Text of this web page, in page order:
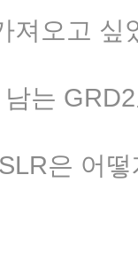
져오고
는
은 어